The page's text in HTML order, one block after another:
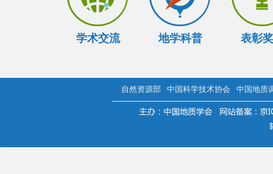
学术交流 地学科普 表彰
自然资源部 中国科学技术协会 中国地质
.